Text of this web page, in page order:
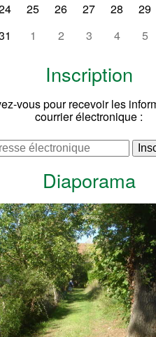
25 26 27 28 29
1 2 3 4 5
Inscription
vous pour recevoir les
courrier électronique :
Diaporama